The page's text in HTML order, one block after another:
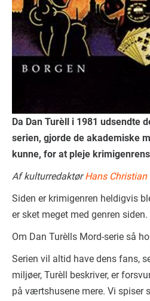
Da Dan Turèll i 1981 udsendte
serien, gjorde de akademiske
kunne, for at pleje
Af kulturredaktørHans Christian
Siden er krimigenren heldigvis
er sket meget med genren siden.
Om Dan Turèlls Mord-serie så
Serien vil altid have dens fans,
miljøer, Turèll beskriver, er
på værtshusene mere. Vi spiser